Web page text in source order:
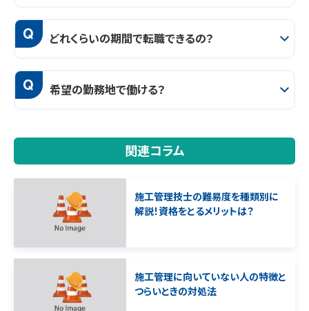
Q どれくらいの期間で転職できるの？
Q 希望の勤務地で働ける？
関連コラム
施工管理技士の難易度を種類別に
解説！資格をとるメリットは？
施工管理に向いていない人の特徴と
つらいときの対処法